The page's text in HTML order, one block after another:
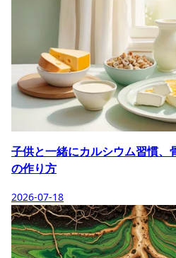
子供と一緒にカルシウム習慣、
の作り方
2026-07-18